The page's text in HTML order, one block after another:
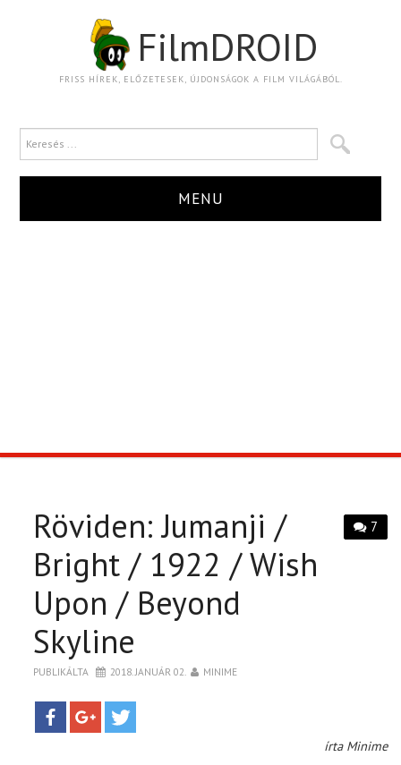
FilmDROID
FRISS HÍREK, ELŐZETESEK, ÚJDONSÁGOK A FILM VILÁGÁBÓL.
MENU
PÓLÓ RENDELÉS
7
Röviden: Jumanji /
Bright / 1922 / Wish
Upon / Beyond
Skyline
PUBLIKÁLTA 2018. JANUÁR 02. MINIME
írta Minime